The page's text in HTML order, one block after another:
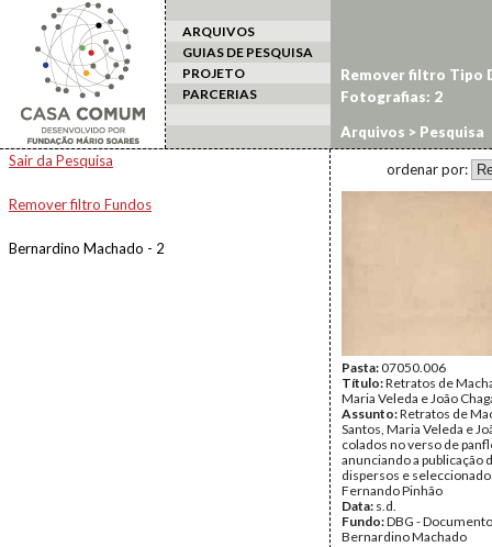
ARQUIVOS
GUIAS DE PESQUISA
PROJETO
PARCERIAS
Arquivos > Pesquisa
Sair da Pesquisa
Remover filtro Fundos
Bernardino Machado - 2
Remover filtro Tipo
Fotografias: 2
ordenar por:
Pasta:07050.006
Título:Retratos de
Maria Veleda e João
Assunto:Retratos de
Santos, Maria Veleda e
colados no verso de
anunciando a publicação
dispersos e
Fernando Pinhão
Data: s.d.
Fundo:DBG -
Bernardino Machado